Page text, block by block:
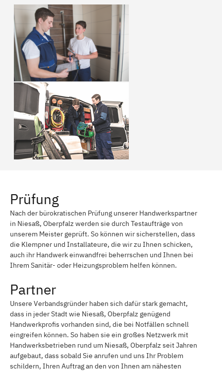
Prüfung
Nach der bürokratischen Prüfung unserer Handwerkspartner
in Niesaß, Oberpfalz werden sie durch Testaufträge von
unserem Meister geprüft. So können wir sicherstellen, dass
die Klempner und Installateure, die wir zu Ihnen schicken,
auch ihr Handwerk einwandfrei beherrschen und Ihnen bei
Ihrem Sanitär- oder Heizungsproblem helfen können.
Partner
Unsere Verbandsgründer haben sich dafür stark gemacht,
dass in jeder Stadt wie Niesaß, Oberpfalz genügend
Handwerkprofis vorhanden sind, die bei Notfällen schnell
eingreifen können. So haben sie ein großes Netzwerk mit
Handwerksbetrieben rund um Niesaß, Oberpfalz seit Jahren
aufgebaut, dass sobald Sie anrufen und uns Ihr Problem
schildern, Ihren Auftrag an den von Ihnen am nähesten